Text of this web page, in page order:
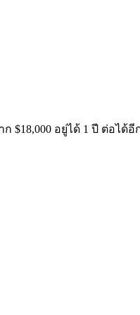
$18,000 อยู่ได้ 1 ปี ต่อได้อี